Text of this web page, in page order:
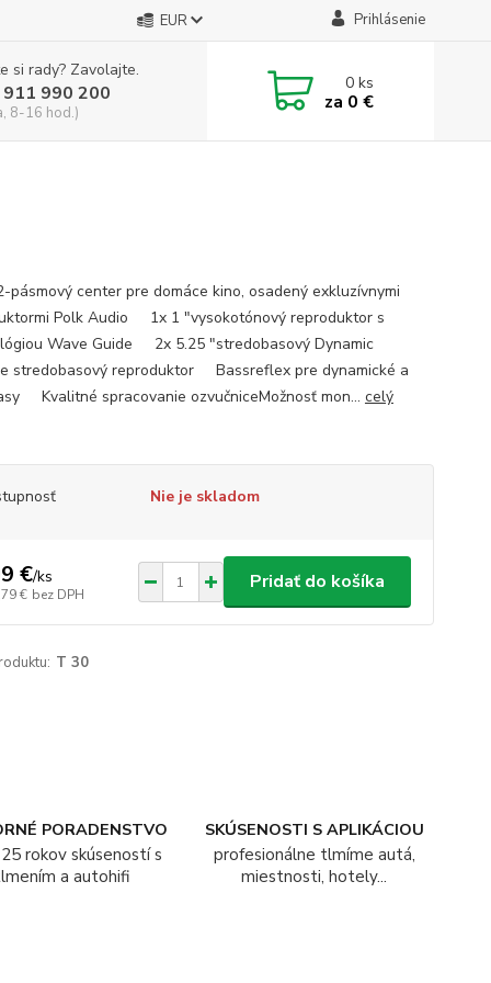
EUR Prihlásenie
si rady? Zavolajte.
990 200
8-16 hod.)
0ks
za 0 €
pásmový center pre domáce kino, osadený exkluzívnymi
Polk Audio 1x 1 "vysokotónový reproduktor s
Wave Guide 2x 5.25 "stredobasový Dynamic
stredobasový reproduktor Bassreflex pre dynamické a
Kvalitné spracovanie ozvučniceMožnosť mon... celý
Nie je skladom
€/ks
€ bez DPH
Pridať do košíka
T 30
PORADENSTVO
rokov skúseností s
a autohifi
SKÚSENOSTI S APLIKÁCIOU
profesionálne tlmíme autá,
miestnosti, hotely...